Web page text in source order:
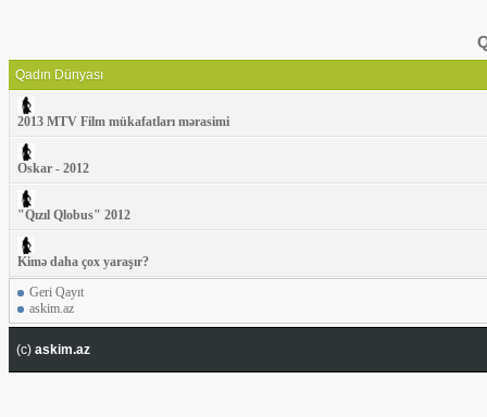
Qadın Dünyası
2013 MTV Film mükafatları mərasimi
Oskar - 2012
"Qızıl Qlobus" 2012
Kimə daha çox yaraşır?
Geri Qayıt
askim.az
(c) askim.az